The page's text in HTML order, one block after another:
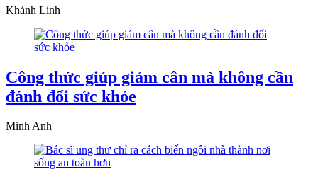
Khánh Linh
Công thức giúp giảm cân mà không cần
đánh đổi sức khỏe
Minh Anh